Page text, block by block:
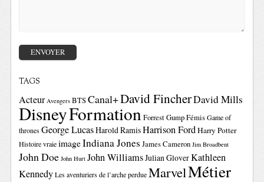
TAGS
Acteur Avengers BTSCanal+David FincherDavid Mills
DisneyFormation Forrest GumpFémis Game of
thrones George LucasHarold RamisHarrison FordHarry Potter
Histoire vraie imageIndiana Jones James Cameron Jim Broadbent
John Doe John Hurt John WilliamsJulian GloverKathleen
Kennedy Les aventuriers de l’arche perdue MarvelMétier